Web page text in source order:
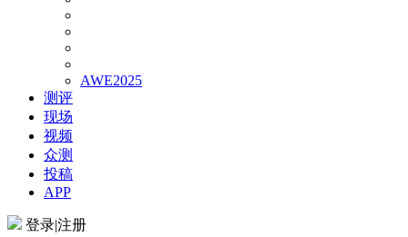
AWE2025
测评
现场
视频
众测
投稿
APP
登录|注册